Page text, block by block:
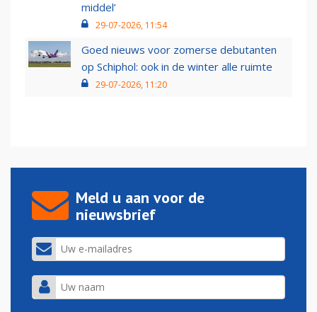
middel’
29-07-2026, 11:54
Goed nieuws voor zomerse debutanten
op Schiphol: ook in de winter alle ruimte
29-07-2026, 11:20
Meld u aan voor de
nieuwsbrief